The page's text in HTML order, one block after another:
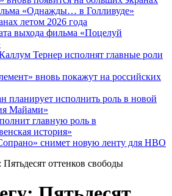
«Однажды… в Голливуде»
летом 2026 года
выхода фильма «Поцелуй
Тернер исполнят главные роли
вновь покажут на российских
планирует исполнить роль в новой
Майами»
главную роль в
история»
снимет новую ленту для HBO
оттенков свободы